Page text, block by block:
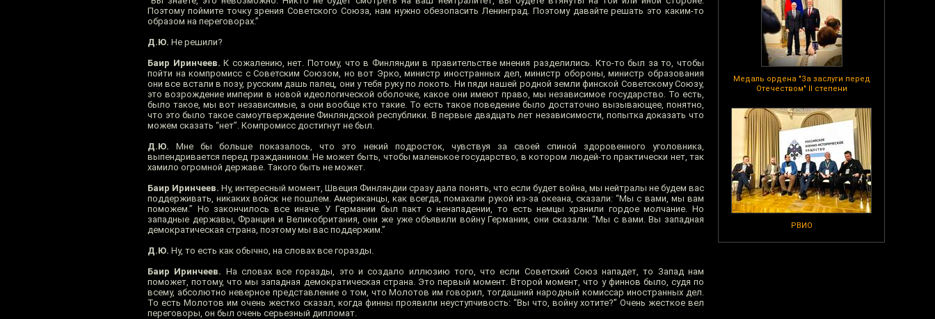
Медаль ордена "За заслуги перед
Отечеством" II степени
РВИО
Поэтому поймите точку зрения Советского Союза, нам нужно обезопасить Ленинград. Поэтому давайте решать это каким-то
образом на переговорах.”
Д.Ю. Не решили?
Баир Иринчеев. К сожалению, нет. Потому, что в Финляндии в правительстве мнения разделились. Кто-то был за то, чтобы
пойти на компромисс с Советским Союзом, но вот Эрко, министр иностранных дел, министр обороны, министр образования
они все встали в позу, русским дашь палец, они у тебя руку по локоть. Ни пяди нашей родной земли финской Советскому Союзу,
это возрождение империи в новой идеологической оболочке, какое они имеют право, мы независимое государство. То есть,
было такое, мы вот независимые, а они вообще кто такие. То есть такое поведение было достаточно вызывающее, понятно,
что это было такое самоутверждение Финляндской республики. В первые двадцать лет независимости, попытка доказать что
можем сказать “нет”. Компромисс достигнут не был.
Д.Ю. Мне бы больше показалось, что это некий подросток, чувствуя за своей спиной здоровенного уголовника,
выпендривается перед гражданином. Не может быть, чтобы маленькое государство, в котором людей-то практически нет, так
хамило огромной державе. Такого быть не может.
Баир Иринчеев. Ну, интересный момент, Швеция Финляндии сразу дала понять, что если будет война, мы нейтралы не будем вас
поддерживать, никаких войск не пошлем. Американцы, как всегда, помахали рукой из-за океана, сказали: “Мы с вами, мы вам
поможем.” Но закончилось все иначе. У Германии был пакт о ненападении, то есть немцы хранили гордое молчание. Но
западные державы, Франция и Великобритания, они же уже объявили войну Германии, они сказали: “Мы с вами. Вы западная
демократическая страна, поэтому мы вас поддержим.”
Д.Ю. Ну, то есть как обычно, на словах все горазды.
Баир Иринчеев. На словах все горазды, это и создало иллюзию того, что если Советский Союз нападет, то Запад нам
поможет, потому, что мы западная демократическая страна. Это первый момент. Второй момент, что у финнов было, судя по
всему, абсолютно неверное представление о том, что Молотов им говорил, тогдашний народный комиссар иностранных дел.
То есть Молотов им очень жестко сказал, когда финны проявили неуступчивость: “Вы что, войну хотите?” Очень жесткое вел
переговоры, он был очень серьезный дипломат.